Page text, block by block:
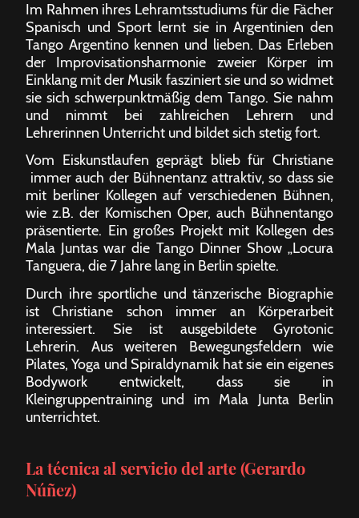
Im Rahmen ihres Lehramtsstudiums für die Fächer
Spanisch und Sport lernt sie in Argentinien den
Tango Argentino kennen und lieben. Das Erleben
der Improvisationsharmonie zweier Körper im
Einklang mit der Musik fasziniert sie und so widmet
sie sich schwerpunktmäßig dem Tango. Sie nahm
und nimmt bei zahlreichen Lehrern und
Lehrerinnen Unterricht und bildet sich stetig fort.
Vom Eiskunstlaufen geprägt blieb für Christiane
immer auch der Bühnentanz attraktiv, so dass sie
mit berliner Kollegen auf verschiedenen Bühnen,
wie z.B. der Komischen Oper, auch Bühnentango
präsentierte. Ein großes Projekt mit Kollegen des
Mala Juntas war die Tango Dinner Show „Locura
Tanguera, die 7 Jahre lang in Berlin spielte.
Durch ihre sportliche und tänzerische Biographie
ist Christiane schon immer an Körperarbeit
interessiert. Sie ist ausgebildete Gyrotonic
Lehrerin. Aus weiteren Bewegungsfeldern wie
Pilates, Yoga und Spiraldynamik hat sie ein eigenes
Bodywork entwickelt, dass sie in
Kleingruppentraining und im Mala Junta Berlin
unterrichtet.
La técnica al servicio del arte (Gerardo
Núñez)